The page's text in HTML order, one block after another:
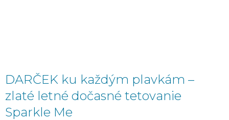
DARČEK ku každým plavkám –
zlaté letné dočasné tetovanie
Sparkle Me